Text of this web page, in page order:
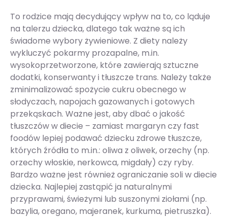
To rodzice mają decydujący wpływ na to, co ląduje
na talerzu dziecka, dlatego tak ważne są ich
świadome wybory żywieniowe. Z diety należy
wykluczyć pokarmy prozapalne, m.in.
wysokoprzetworzone, które zawierają sztuczne
dodatki, konserwanty i tłuszcze trans. Należy także
zminimalizować spożycie cukru obecnego w
słodyczach, napojach gazowanych i gotowych
przekąskach. Ważne jest, aby dbać o jakość
tłuszczów w diecie – zamiast margaryn czy fast
foodów lepiej podawać dziecku zdrowe tłuszcze,
których źródła to m.in.: oliwa z oliwek, orzechy (np.
orzechy włoskie, nerkowca, migdały) czy ryby.
Bardzo ważne jest również ograniczanie soli w diecie
dziecka. Najlepiej zastąpić ja naturalnymi
przyprawami, świeżymi lub suszonymi ziołami (np.
bazylia, oregano, majeranek, kurkuma, pietruszka).